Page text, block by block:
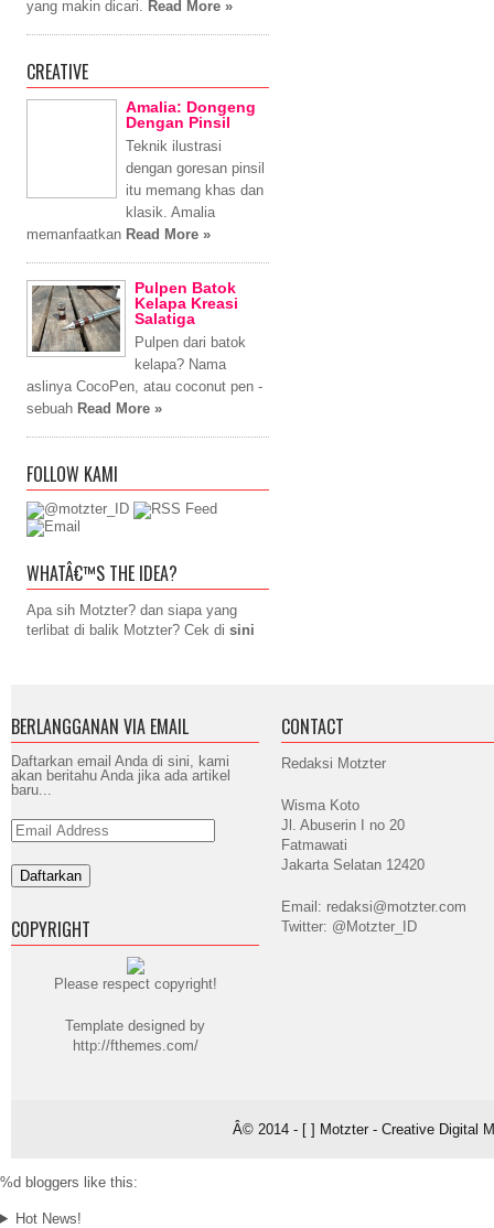
yang makin dicari. Read More »
CREATIVE
Amalia: Dongeng
Dengan Pinsil
Teknik ilustrasi
dengan goresan pinsil
itu memang khas dan
klasik. Amalia
memanfaatkan Read More »
Pulpen Batok
Kelapa Kreasi
Salatiga
Pulpen dari batok
kelapa? Nama
aslinya CocoPen, atau coconut pen -
sebuah Read More »
FOLLOW KAMI
WHATÂ€™S THE IDEA?
Apa sih Motzter? dan siapa yang
terlibat di balik Motzter? Cek di sini
BERLANGGANAN VIA EMAIL
Daftarkan email Anda di sini, kami
akan beritahu Anda jika ada artikel
baru...
Email
Address
COPYRIGHT
Please respect copyright!
Template designed by
http://fthemes.com/
CONTACT
Redaksi Motzter
Wisma Koto
Jl. Abuserin I no 20
Fatmawati
Jakarta Selatan 12420
Email: redaksi@motzter.com
Twitter: @Motzter_ID
Â© 2014 - [ ] Motzter - Creative Digital
%d bloggers like this:
Hot News!